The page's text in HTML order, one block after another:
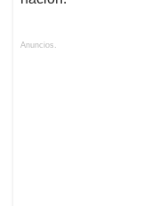
Anuncios.